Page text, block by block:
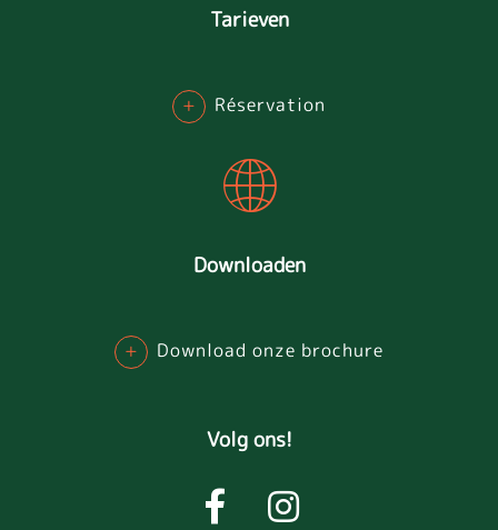
Tarieven
+ Réservation
Downloaden
+ Download onze brochure
Volg ons!